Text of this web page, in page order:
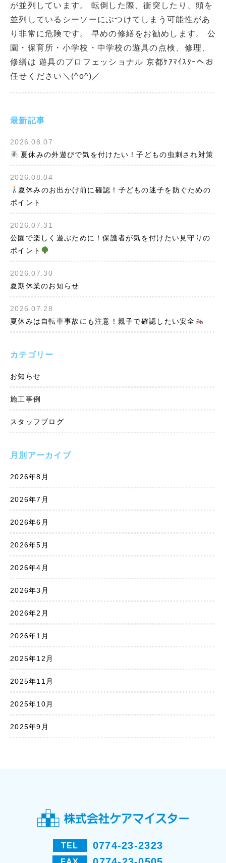
最新記事
2026.08.07
夏休みの外遊びで気を付けたい！子どもの虫刺され対策
2026.08.04
夏休みのお出かけ前に確認！子どもの迷子を防ぐための
ポイント
2026.07.31
公園で楽しく遊ぶために！保護者が気を付けたい見守りの
ポイント
2026.07.30
夏期休業のお知らせ
2026.07.28
夏休みは自転車事故にも注意！親子で確認したい安全
カテゴリー
お知らせ
施工事例
スタッフブログ
月別アーカイブ
2026年8月
2026年7月
2026年6月
2026年5月
2026年4月
2026年3月
2026年2月
2026年1月
2025年12月
2025年11月
2025年10月
2025年9月
が並列しています。 転倒した際、衝突したり、頭を
並列しているシーソーにぶつけてしまう可能性があ
り非常に危険です。 早めの修繕をお勧めします。 公
園・保育所・小学校・中学校の遊具の点検、修理、
修繕は 遊具のプロフェッショナル 京都ｹｱﾏｲｽﾀｰへお
任せください＼(^o^)／
TEL 0774-23-2323